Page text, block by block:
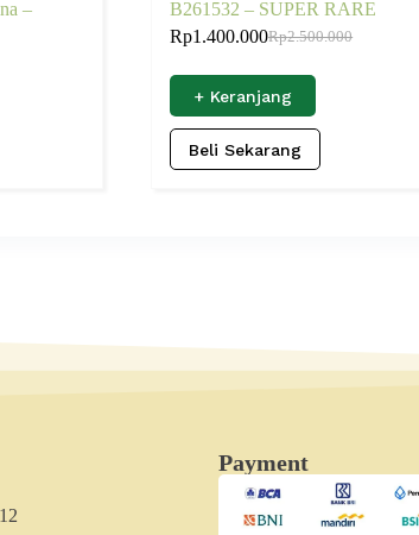
–
B261532 – SUPER RARE
Rp2.500.000
Rp1.400.000
+ Keranjang
Beli Sekarang
Payment